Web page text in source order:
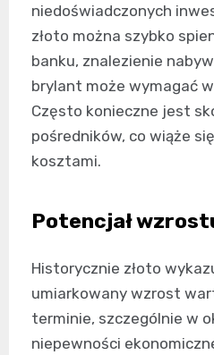
niedoświadczonych
złoto można szybko
banku, znalezienie
brylant może wymagać
Często konieczne jest
pośredników, co wiąże
kosztami.
Potencjał
Historycznie złoto
umiarkowany wzrost
terminie, szczególnie w
niepewności